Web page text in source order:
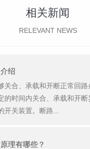
相关新闻
RELEVANT NEWS
绍
关合、承载和开断正常回路
的时间内关合、承载和开断
开关装置。断路...
理有哪些？